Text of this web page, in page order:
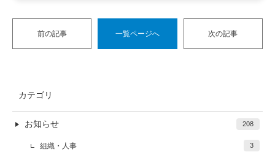
前の記事 一覧ページへ 次の記事
カテゴリ
お知らせ 208
組織・人事 3